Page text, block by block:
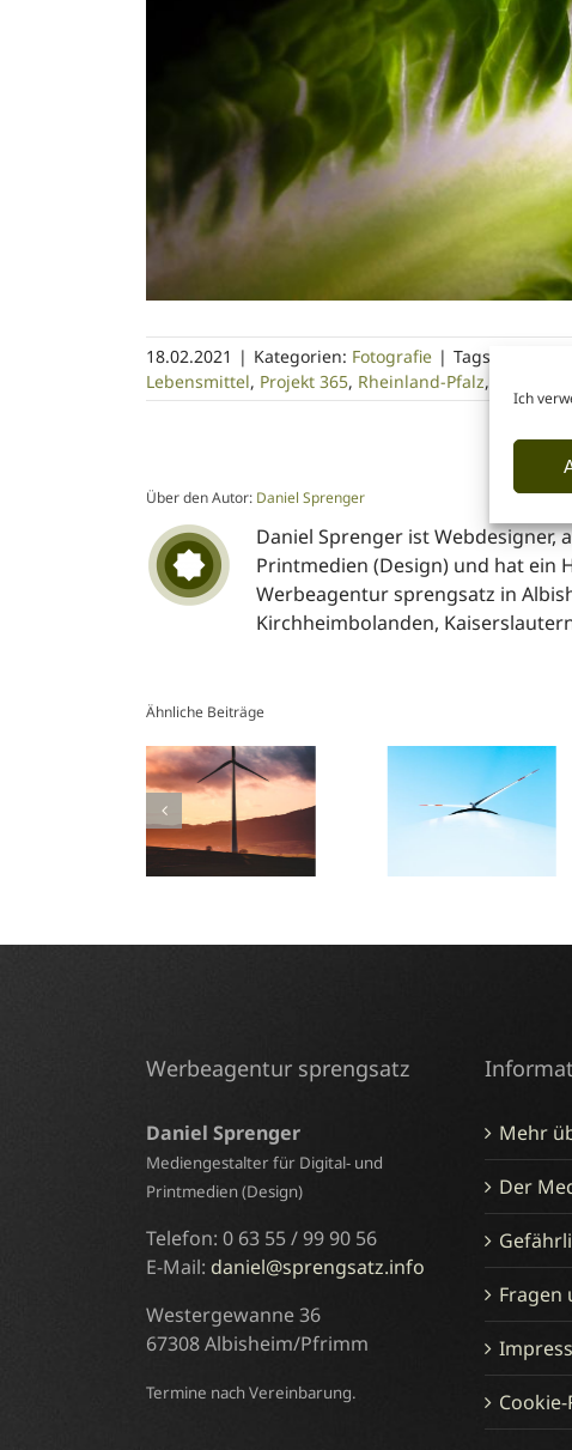
Ich
18.02.2021 | Kategorien: Fotografie | Tags:
Lebensmittel, Projekt 365, Rheinland-Pfalz,
Über den Autor: Daniel Sprenger
Daniel Sprenger ist
Printmedien (Design) und hat ein
Werbeagentur sprengsatz in
Kirchheimbolanden,
Ähnliche Beiträge
Werbeagentur sprengsatz
Daniel Sprenger
Mediengestalter für Digital- und
Printmedien (Design)
Telefon: 0 63 55 / 99 90 56
E-Mail: daniel@sprengsatz.info
Westergewanne 36
67308 Albisheim/Pfrimm
Termine nach Vereinbarung.
Mehr
Der
Fragen